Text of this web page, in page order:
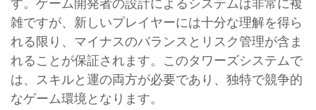
雑ですが、新しいプレイヤーには十分な理解を得ら
れる限り、マイナスのバランスとリスク管理が含ま
れることが保証されます。このタワーズシステムで
は、スキルと運の両方が必要であり、独特で競争的
なゲーム環境となります。